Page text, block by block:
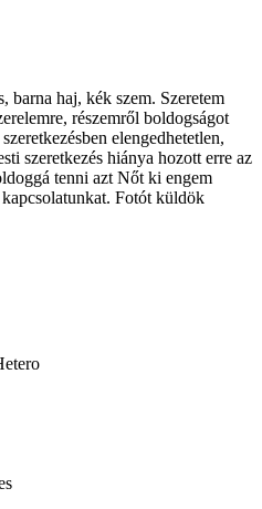
barna haj, kék szem. Szeretem
részemről boldogságot
elengedhetetlen,
szeretkezés hiánya hozott erre az
tenni azt Nőt ki engem
Fotót küldök